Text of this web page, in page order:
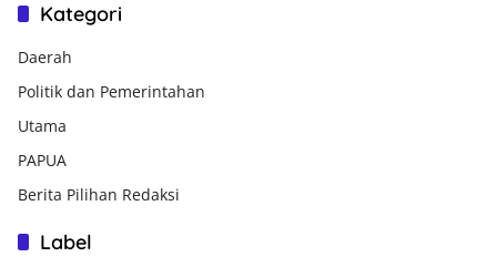
Kategori
Daerah
Politik dan Pemerintahan
Utama
PAPUA
Berita Pilihan Redaksi
Label